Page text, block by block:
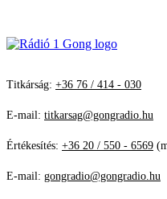
Titkárság: +36 76 / 414 - 030
E-mail: titkarsag@gongradio.hu
Értékesítés: +36 20 / 550 - 6569
E-mail: gongradio@gongradio.hu